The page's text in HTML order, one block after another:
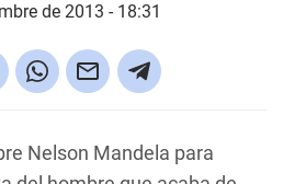
de 2013 - 18:31
Nelson Mandela para